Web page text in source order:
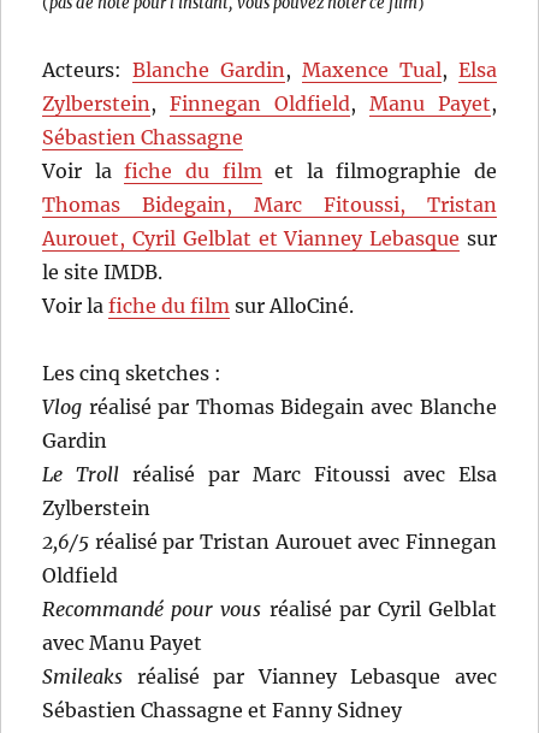
Acteurs:Blanche Gardin, Maxence Tual, Elsa
Zylberstein,Finnegan Oldfield, Manu Payet,
Sébastien Chassagne
Voir lafiche du filmet la filmographie de
Thomas Bidegain, Marc Fitoussi, Tristan
Aurouet, Cyril Gelblat et Vianney Lebasque sur
le site IMDB.
Voir lafiche du film sur AlloCiné.
Les cinq sketches :
Vlog réalisé par Thomas Bidegain avec Blanche
Gardin
Le Troll réalisé par Marc Fitoussi avec Elsa
Zylberstein
2,6/5 réalisé par Tristan Aurouet avec Finnegan
Oldfield
Recommandé pour vous réalisé par Cyril Gelblat
avec Manu Payet
Smileaks réalisé par Vianney Lebasque avec
Sébastien Chassagne et Fanny Sidney